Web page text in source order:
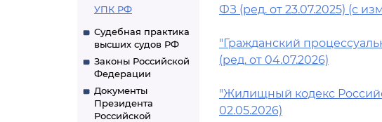
УПК РФ
Судебная практика
высших судов РФ
Законы Российской
Федерации
Документы
Президента
Российской
ФЗ (ред. от 23.07.2025) (с
"Гражданский
(ред. от 04.07.2026)
"Жилищный кодекс
02.05.2026)